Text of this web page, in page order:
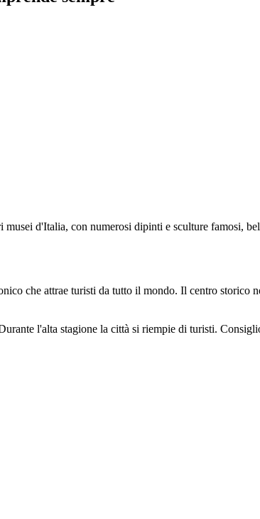
d'Italia, con numerosi dipinti e sculture famosi,
che attrae turisti da tutto il mondo. Il centro storico
l'alta stagione la città si riempie di turisti.